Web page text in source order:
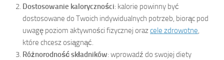
Dostosowanie kaloryczności: kalorie powinny być
dostosowane do Twoich indywidualnych potrzeb, biorąc pod
uwagę poziom aktywności fizycznej orazcele zdrowotne,
które chcesz osiągnąć.
Różnorodność składników: wprowadź do swojej diety